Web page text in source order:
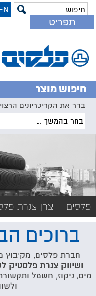
EN
תפריט
חיפוש מוצר
בחר את הקריטריונים
פלסים - יצרן צנרת
ברוכים
חברת פלסים, מקיבוץ
ושיווק צנרת פלסטיק
מים, ניקוז, חשמל